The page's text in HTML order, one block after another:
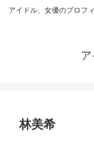
アイドル、女優のプロフ
林美希